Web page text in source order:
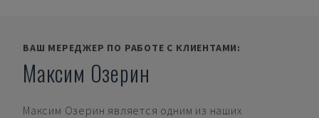
ВАШ МЕРЕДЖЕР ПО РАБОТЕ С КЛИЕНТАМИ:
Максим Озерин
Максим Озерин является одним из наших